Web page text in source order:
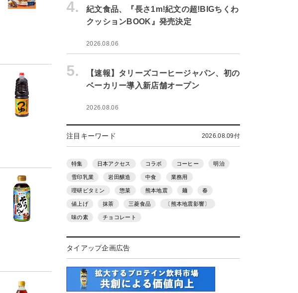
4.
紀文食品、『長さ1m!紀文の超!BIGちくわ
クッションBOOK』発売決定
2026.08.06
5.
【速報】タリーズコーヒージャパン、初の
ベーカリー導入新店舗オープン
2026.08.06
注目キーワード 2026.08.09付
特集 日本アクセス コラボ コーヒー 明治
雪印乳業 岩田醸造 中食 業務用
理研ビタミン 惣菜 熊本地震 麺 春
値上げ 抹茶 三菱食品 〔熊本地震影響〕
味の素 チョコレート
タイアップ企画広告